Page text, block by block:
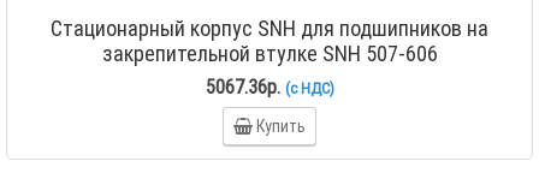
Стационарный корпус SNH для подшипников на
закрепительной втулке SNH 507-606
5067.36р. (с НДС)
Купить